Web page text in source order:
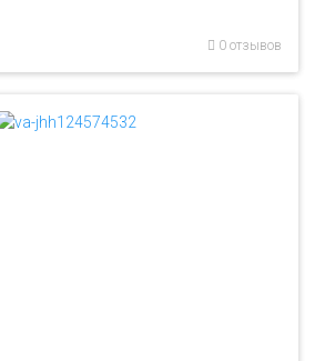
0 отзывов